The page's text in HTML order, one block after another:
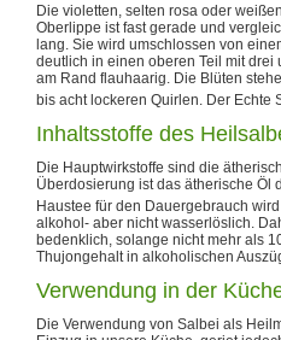
Die violetten, selten rosa oder weißen
Oberlippe ist fast gerade und
lang. Sie wird umschlossen von
deutlich in einen oberen Teil mit
am Rand flauhaarig. Die Blüten
bis acht lockeren Quirlen. Der Echte
Inhaltsstoffe des
Die Hauptwirkstoffe sind die
Überdosierung ist das ätherische Öl
Haustee für den Dauergebrauch
alkohol- aber nicht wasserlöslich.
bedenklich, solange nicht mehr als
Thujongehalt in alkoholischen
Verwendung in der
Die Verwendung von Salbei als